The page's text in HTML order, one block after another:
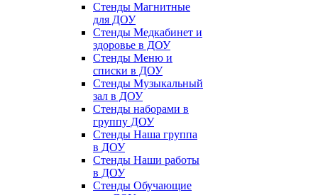
Стенды Магнитные
для ДОУ
Стенды Медкабинет и
здоровье в ДОУ
Стенды Меню и
списки в ДОУ
Стенды Музыкальный
зал в ДОУ
Стенды наборами в
группу ДОУ
Стенды Наша группа
в ДОУ
Стенды Наши работы
в ДОУ
Стенды Обучающие